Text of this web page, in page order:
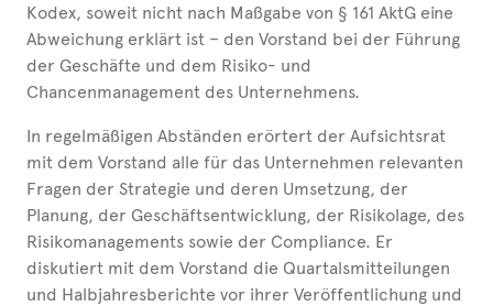
Kodex, soweit nicht nach Maßgabe von § 161 AktG eine
Abweichung erklärt ist – den Vorstand bei der Führung
der Geschäfte und dem Risiko- und
Chancenmanagement des Unternehmens.
In regelmäßigen Abständen erörtert der Aufsichtsrat
mit dem Vorstand alle für das Unternehmen relevanten
Fragen der Strategie und deren Umsetzung, der
Planung, der Geschäftsentwicklung, der Risikolage, des
Risikomanagements sowie der Compliance. Er
diskutiert mit dem Vorstand die Quartalsmitteilungen
und Halbjahresberichte vor ihrer Veröffentlichung und